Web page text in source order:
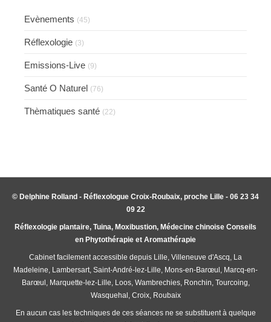
Evènements (45)
Réflexologie (3)
Emissions-Live (9)
Santé O Naturel (76)
Thèmatiques santé (22)
© Delphine Rolland - Réflexologue Croix-Roubaix, proche Lille - 06 23 34
09 22
Réflexologie plantaire, Tuina, Moxibustion, Médecine chinoise Conseils
en Phytothérapie et Aromathérapie
Cabinet facilement accessible depuis Lille, Villeneuve d'Ascq, La
Madeleine, Lambersart, Saint-André-lez-Lille, Mons-en-Barœul, Marcq-en-
Barœul, Marquette-lez-Lille, Loos, Wambrechies, Ronchin, Tourcoing,
Wasquehal, Croix, Roubaix
En aucun cas les techniques de ces séances ne se substituent à quelque